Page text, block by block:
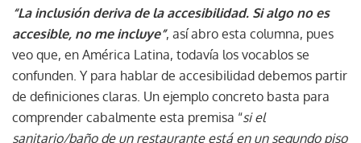
“La inclusión deriva de la accesibilidad. Si algo no es
accesible, no me incluye”, así abro esta columna, pues
veo que, en América Latina, todavía los vocablos se
confunden. Y para hablar de accesibilidad debemos partir
de definiciones claras. Un ejemplo concreto basta para
comprender cabalmente esta premisa “si el
sanitario/baño de un restaurante está en un segundo piso